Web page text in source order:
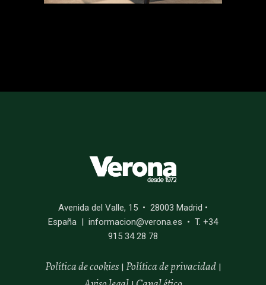
Avenida del Valle, 15 • 28003 Madrid •
España | informacion@verona.es • T. +34
915 34 28 78
Política de cookies Política de privacidad